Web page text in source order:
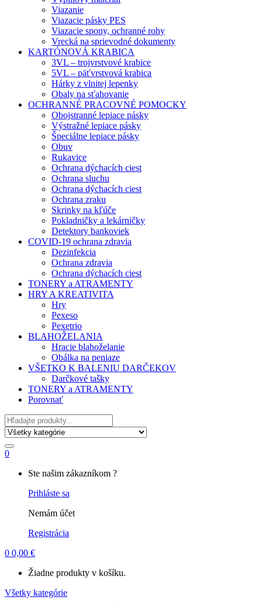
Viazanie
Viazacie pásky PES
Viazacie spony, ochranné rohy
Vrecká na sprievodné dokumenty
KARTÓNOVÁ KRABICA
3VL – trojvrstvové krabice
5VL – päťvrstvová krabica
Hárky z vlnitej lepenky
Obaly na sťahovanie
OCHRANNÉ PRACOVNÉ POMOCKY
Obojstranné lepiace pásky
Výstražné lepiace pásky
Špeciálne lepiace pásky
Obuv
Rukavice
Ochrana dýchacích ciest
Ochrana sluchu
Ochrana dýchacích ciest
Ochrana zraku
Skrinky na kľúče
Pokladničky a lekárničky
Detektory bankoviek
COVID-19 ochrana zdravia
Dezinfekcia
Ochrana zdravia
Ochrana dýchacích ciest
TONERY a ATRAMENTY
HRY A KREATIVITA
Hry
Pexeso
Pexetrio
BLAHOŽELANIA
Hracie blahoželanie
Obálka na peniaze
VŠETKO K BALENIU DARČEKOV
Darčkové tašky
TONERY a ATRAMENTY
Porovnať
Hľadať
0
Ste našim zákazníkom ?
Prihláste sa
Nemám účet
Registrácia
0 0,00 €
Žiadne produkty v košíku.
Všetky kategórie